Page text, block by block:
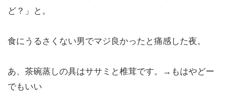
ど？」と。
食にうるさくない男でマジ良かったと痛感した夜。
あ、茶碗蒸しの具はササミと椎茸です。→もはやどー
でもいい